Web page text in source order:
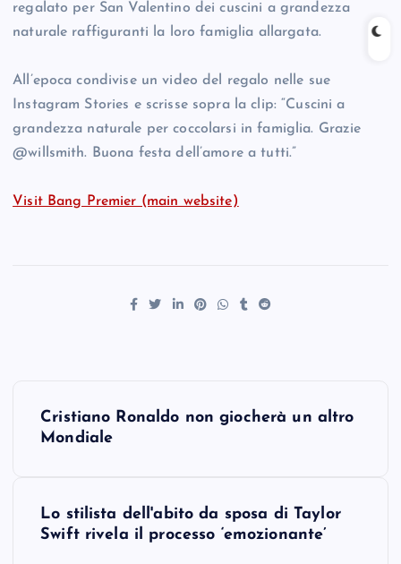
regalato per San Valentino dei cuscini a grandezza
naturale raffiguranti la loro famiglia allargata.
All’epoca condivise un video del regalo nelle sue
Instagram Stories e scrisse sopra la clip: “Cuscini a
grandezza naturale per coccolarsi in famiglia. Grazie
@willsmith. Buona festa dell’amore a tutti.”
Visit Bang Premier (main website)
Cristiano Ronaldo non giocherà un altro
Mondiale
Lo stilista dell'abito da sposa di Taylor
Swift rivela il processo ‘emozionante’